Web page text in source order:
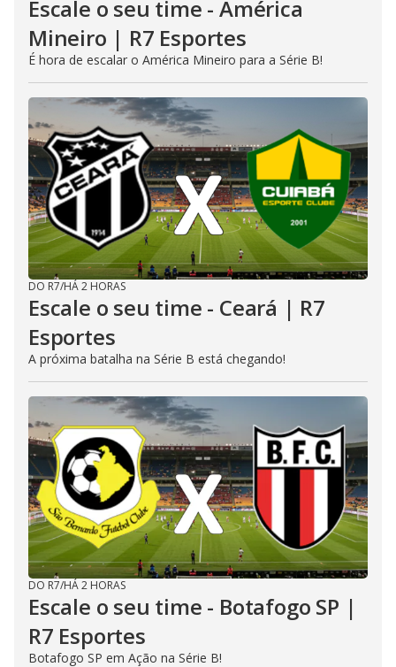
Escale o seu time - América
Mineiro | R7 Esportes
É hora de escalar o América Mineiro para a Série B!
DO R7/HÁ 2 HORAS
Escale o seu time - Ceará | R7
Esportes
A próxima batalha na Série B está chegando!
DO R7/HÁ 2 HORAS
Escale o seu time - Botafogo SP |
R7 Esportes
Botafogo SP em Ação na Série B!